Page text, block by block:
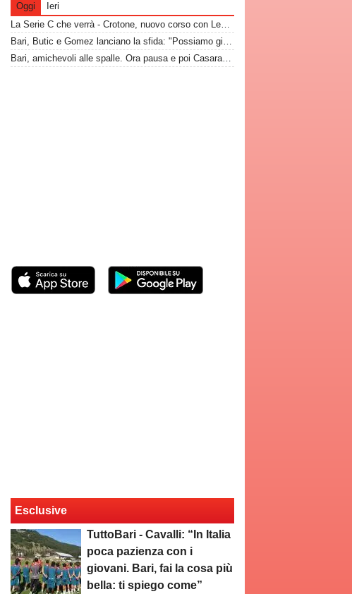
Oggi
Ieri
La Serie C che verrà - Crotone, nuovo corso con Leandro Greco: i pitagorici vogliono restare tra le grandi
Bari, Butic e Gomez lanciano la sfida: "Possiamo giocare insieme. Essere a Bari un onore"
Bari, amichevoli alle spalle. Ora pausa e poi Casarano. Quando riprendono gli allenamenti
Esclusive
TuttoBari - Cavalli: “In Italia
poca pazienza con i
giovani. Bari, fai la cosa più
bella: ti spiego come”